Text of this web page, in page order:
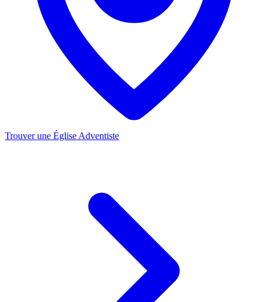
Trouver une Église Adventiste